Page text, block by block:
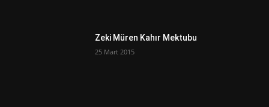
Zeki Müren Kahır Mektubu
25 Mart 2015